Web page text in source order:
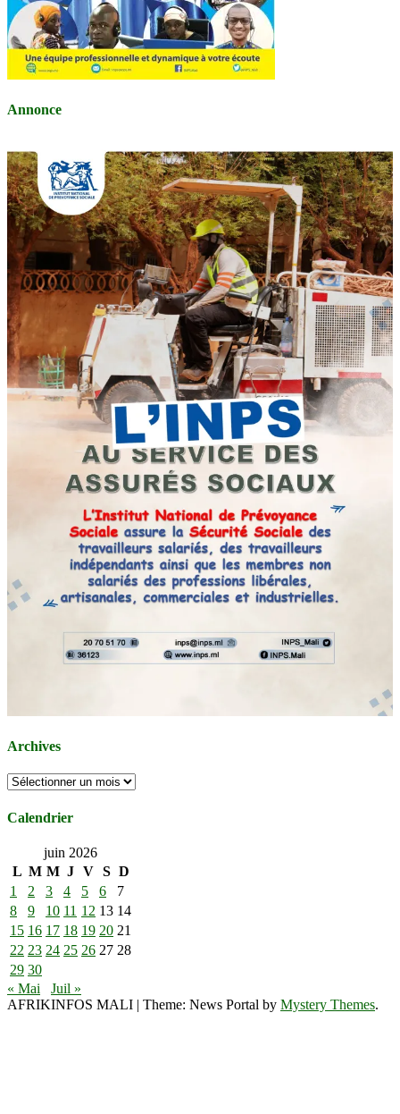
Annonce
Archives
Archives
Calendrier
juin 2026
L M M J V S D
1
2 3 4 5 6
7
8
9 10 11 12 13 14
15 16 17 18 19 20 21
22 23 24 25 26 27 28
29 30
« Mai
Juil »
AFRIKINFOS MALI | Theme: News Portal by Mystery Themes.